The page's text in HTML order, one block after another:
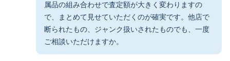
属品の組み合わせで査定額が大きく変わりますの
で、まとめて見せていただくのが確実です。他店で
断られたもの、ジャンク扱いされたものでも、一度
ご相談いただけますか。